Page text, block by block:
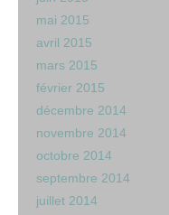
mai 2015
avril 2015
mars 2015
février 2015
décembre 2014
novembre 2014
octobre 2014
septembre 2014
juillet 2014